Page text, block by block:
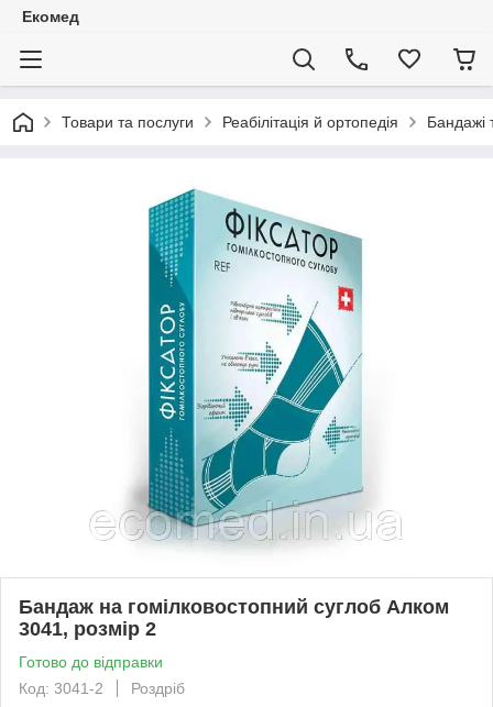
Екомед
Товари та послуги Реабілітація й ортопедія Бандажі
Бандаж на гомілковостопний суглоб Алком
3041, розмір 2
Готово до відправки
Код: 3041-2
Роздріб